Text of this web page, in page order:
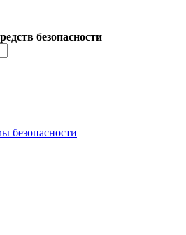
безопасности
безопасности